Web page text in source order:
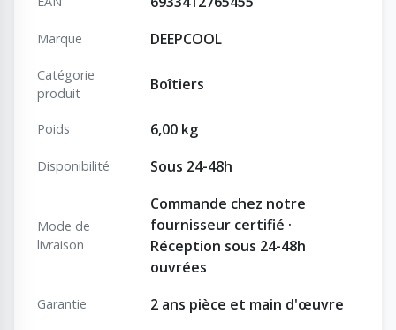
Marque DEEPCOOL
Catégorie
produit
Boîtiers
Poids 6,00 kg
Disponibilité Sous 24-48h
Mode de
livraison
Commande chez notre
fournisseur certifié ·
Réception sous 24-48h
ouvrées
Garantie 2 ans pièce et main d'œuvre